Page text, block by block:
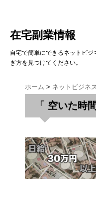
在宅副業情報
自宅で簡単にできるネットビ
ぎ方を見つけてください。
ホーム > ネットビジネス
「 空いた時